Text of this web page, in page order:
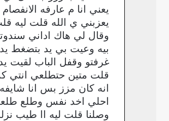
يعني انا م عارفه
يعزبني ي الله قلت ليه
وقال لي هاك اداني
بيه وعيت بي يد بتضغط
غرفتو وقفل الباب لقيت
قلت متين حتطلعي انتي
انه كان مزز بس انا
احلي اخد نفس وطلع
وصلنا قلت ليه اا طيب